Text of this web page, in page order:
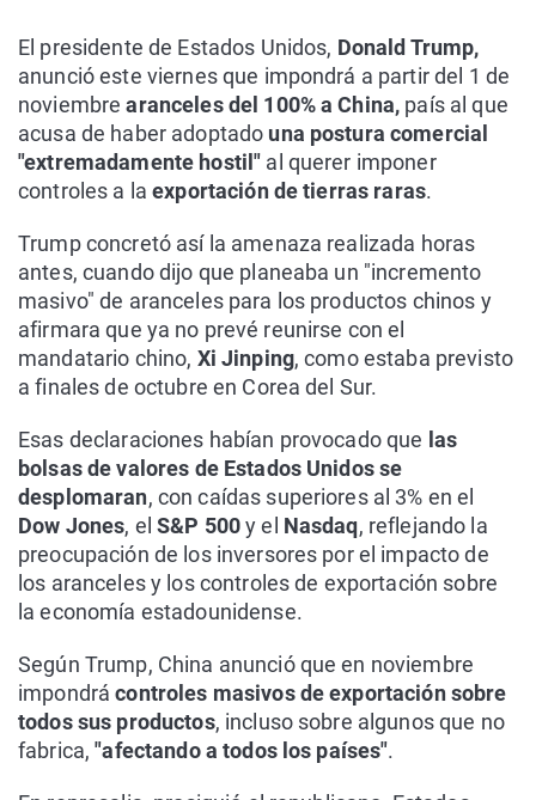
El presidente de Estados Unidos, Donald Trump,
anunció este viernes que impondrá a partir del 1 de
noviembre aranceles del 100% a China, país al que
acusa de haber adoptado una postura comercial
"extremadamente hostil" al querer imponer
controles a laexportación de tierras raras.
Trump concretó así la amenaza realizada horas
antes, cuando dijo que planeaba un "incremento
masivo" de aranceles para los productos chinos y
afirmara que ya no prevé reunirse con el
mandatario chino, Xi Jinping, como estaba previsto
a finales de octubre en Corea del Sur.
Esas declaraciones habían provocado que las
bolsas de valores de Estados Unidos se
desplomaran, con caídas superiores al 3% en el
Dow Jones, el S&P 500y el Nasdaq, reflejando la
preocupación de los inversores por el impacto de
los aranceles y los controles de exportación sobre
la economía estadounidense.
Según Trump, China anunció que en noviembre
impondrácontroles masivos de exportación sobre
todos sus productos, incluso sobre algunos que no
fabrica,"afectando a todos los países".